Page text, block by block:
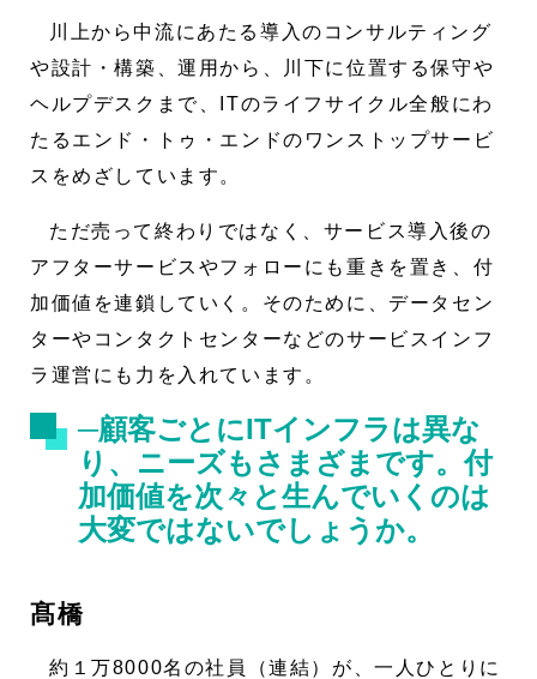
川上から中流にあたる導入のコンサルティング
や設計・構築、運用から、川下に位置する保守や
ヘルプデスクまで、ITのライフサイクル全般にわ
たるエンド・トゥ・エンドのワンストップサービ
スをめざしています。
ただ売って終わりではなく、サービス導入後の
アフターサービスやフォローにも重きを置き、付
加価値を連鎖していく。そのために、データセン
ターやコンタクトセンターなどのサービスインフ
ラ運営にも力を入れています。
─顧客ごとにITインフラは異な
り、ニーズもさまざまです。付
加価値を次々と生んでいくのは
大変ではないでしょうか。
髙橋
約１万8000名の社員（連結）が、一人ひとりに